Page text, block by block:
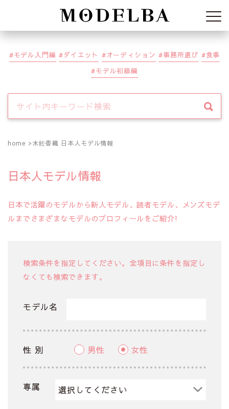
Modelba
モデル入門編 ダイエット オーディション 事務所選び
食事
モデル初級編
home 木舩香織 日本人モデル情報
日本人モデル情報
日本で活躍のモデルから新人モデル、読者モデル、メンズモデ
ルまでさまざまなモデルのプロフィールをご紹介!
検索条件を指定してください。全項目に条件を指定し
なくても検索できます。
モデル名
性 別 男性 女性
専属